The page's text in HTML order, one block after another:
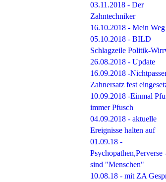
03.11.2018 - Der
Zahntechniker
16.10.2018 - Mein Weg
05.10.2018 - BILD
Schlagzeile Politik-
26.08.2018 - Update
16.09.2018 -
Zahnersatz fest
10.09.2018 -Einmal
immer Pfusch
04.09.2018 - aktuelle
Ereignisse halten auf
01.09.18 -
Psychopathen,Perverse
sind "Menschen"
10.08.18 - mit ZA